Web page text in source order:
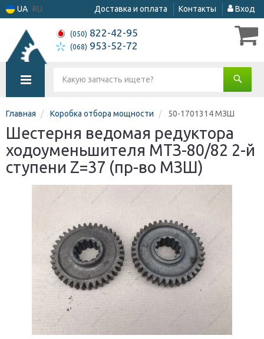
UA RU Доставка и оплата Контакты Вход
(050) 822-42-95
(068) 953-52-72
Главная Коробка отбора мощности 50-1701314 МЗШ
Шестерня ведомая редуктора
ходоуменьшителя МТЗ-80/82 2-й
ступени Z=37 (пр-во МЗШ)